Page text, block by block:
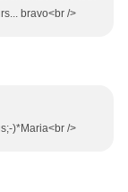
bravo<br />
)*Maria<br />